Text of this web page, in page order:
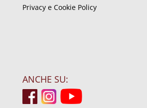
Privacy e Cookie Policy
ANCHE SU: